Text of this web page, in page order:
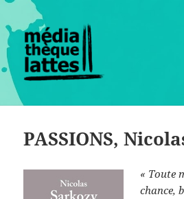
PASSIONS,
« Toute
chance,